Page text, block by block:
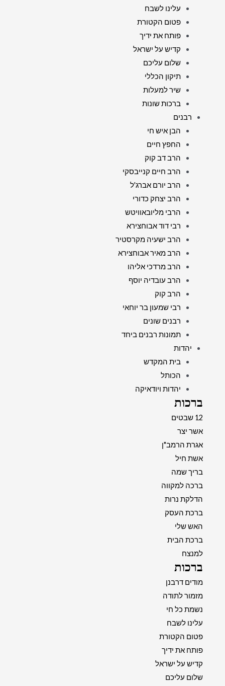
עלינו לשבח
פטום הקטורת
פותח את ידיך
קדיש על ישראל
שלום עליכם
תיקון הכללי
שיר למעלות
ברכות שונות
רבנים
הבן איש חי
החפץ חיים
הרב דב קוק
הרב חיים קנייבסקי
הרב יורם אברג'ל
הרב יצחק כדורי
הרבי מליובאוויטש
רבי דוד אבוחצירא
הרב ישעיה מקרסטיר
הרב מאיר אבוחצירא
הרב מרדכי אליהו
הרב עובדיה יוסף
הרב קוק
רבי שמעון בר יוחאי
רבנים שונים
תמונות רבנים ביחד
יהדות
בית המקדש
הכותל
יהדות ויודאיקה
ברכות
12 שבטים
אשר יצר
אגרת הרמב"ן
אשת חיל
בריך שמה
ברכה למקווה
הדלקת נרות
ברכת העסק
האש שלי
ברכת הבית
למנצח
ברכות
מודים דרבנן
מזמור לתודה
נשמת כל חי
עלינו לשבח
פטום הקטורת
פותח את ידיך
קדיש על ישראל
שלום עליכם